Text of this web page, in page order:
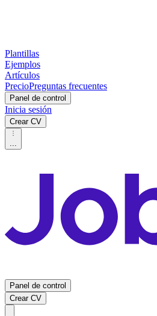
Plantillas
Ejemplos
Artículos
PrecioPreguntas frecuentes
Panel de control
Inicia sesión
Crear CV
...
Panel de control
Crear CV